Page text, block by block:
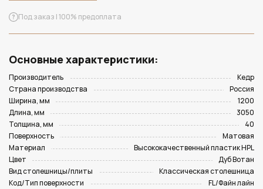
Под заказ | 100% предоплата
Основные характеристики:
Производитель
Кедр
Страна производства
Россия
Ширина, мм
1200
Длина, мм
3050
Толщина, мм
40
Поверхность
Матовая
Материал
Высококачественный пластик HPL
Цвет
Дуб Вотан
Вид столешницы/плиты
Классическая столешница
Код/Тип поверхности
FL/Файн лайн